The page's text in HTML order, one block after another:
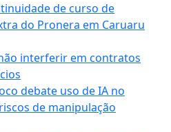
de curso de
do Pronera em Caruaru
interferir em contratos
debate uso de IA no
de manipulação